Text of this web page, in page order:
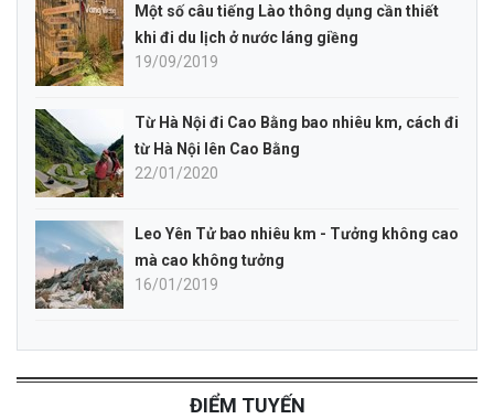
Một số câu tiếng Lào thông dụng cần thiết
khi đi du lịch ở nước láng giềng
19/09/2019
Từ Hà Nội đi Cao Bằng bao nhiêu km, cách đi
từ Hà Nội lên Cao Bằng
22/01/2020
Leo Yên Tử bao nhiêu km - Tưởng không cao
mà cao không tưởng
16/01/2019
ĐIỂM TUYẾN